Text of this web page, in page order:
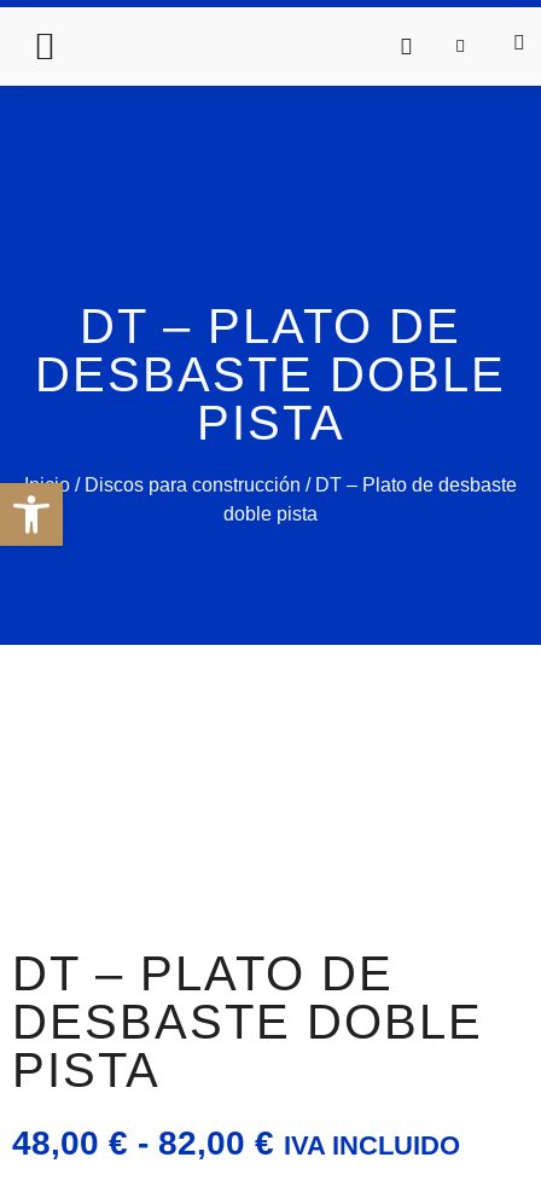
Abrir barra de herramientas
DT – PLATO DE
DESBASTE DOBLE
PISTA
Inicio / Discos para construcción / DT – Plato de desbaste
doble pista
DT – PLATO DE
DESBASTE DOBLE
PISTA
48,00 € - 82,00 € IVA INCLUIDO